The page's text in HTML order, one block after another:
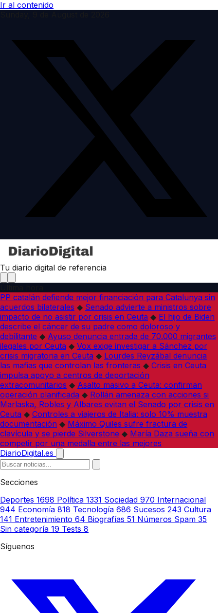
Ir al contenido
Tu diario digital de referencia
PP catalán defiende mejor financiación para Catalunya sin
acuerdos bilaterales ◆ Senado advierte a ministros sobre
impacto de no asistir por crisis en Ceuta ◆ El hijo de Biden
describe el cáncer de su padre como doloroso y
debilitante ◆ Ayuso denuncia entrada de 70.000 migrantes
ilegales por Ceuta ◆ Vox exige investigar a Sánchez por
crisis migratoria en Ceuta ◆ Lourdes Reyzábal denuncia
las mafias que controlan las fronteras ◆ Crisis en Ceuta
impulsa apoyo a centros de deportación
extracomunitarios ◆ Asalto masivo a Ceuta: confirman
operación planificada ◆ Rollán amenaza con acciones si
Marlaska, Robles y Albares evitan el Senado por crisis en
Ceuta ◆ Controles a viajeros de Italia: solo 10% muestra
documentación ◆ Máximo Quiles sufre fractura de
clavícula y se pierde Silverstone ◆ María Daza sueña con
competir por una medalla entre las mejores
DiarioDigital.es
Secciones
Deportes 1698 Política 1331 Sociedad 970 Internacional
944 Economía 818 Tecnología 686 Sucesos 243 Cultura
141 Entretenimiento 64 Biografías 51 Números Spam 35
Sin categoría 19 Tests 8
Síguenos